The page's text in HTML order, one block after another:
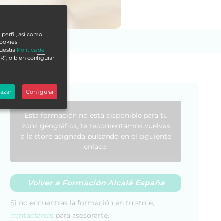
Esta formación no está disponible para tu
zona geográfica, te recomentamos vuelvas
a la store asignada pulsando en el siguiente
enlace:
Volver a Formación Alcalá España
Si no encuentras la formación en tu store,
contáctanos para asesorarte.
perfil, así como
Política de
o bien configurar
Configurar